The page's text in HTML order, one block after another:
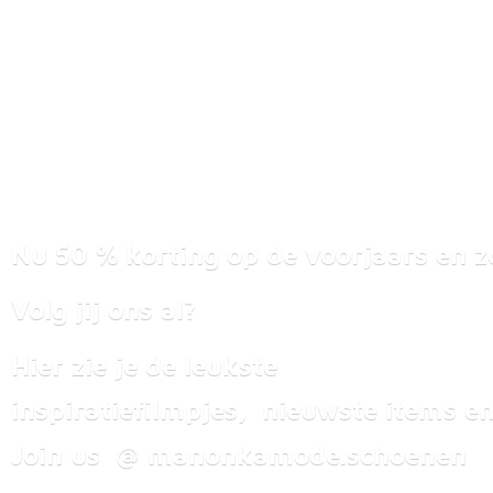
Nu 50 % korting op de voorjaars en
Volg jij ons al?
Hier zie je de leukste
inspiratiefilmpjes, nieuwste items
Join us @ manonkamode.schoenen